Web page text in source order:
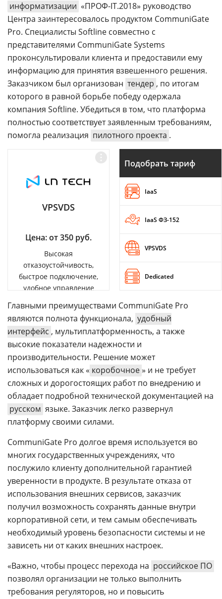
информатизации «ПРОФ-IT.2018» руководство
Центра заинтересовалось продуктом CommuniGate
Pro. Специалисты Softline совместно с
представителями CommuniGate Systems
проконсультировали клиента и предоставили ему
информацию для принятия взвешенного решения.
Заказчиком был организован тендер , по итогам
которого в равной борьбе победу одержала
компания Softline. Убедиться в том, что платформа
полностью соответствует заявленным требованиям,
помогла реализация пилотного проекта .
VPSVDS
Цена: от 350 руб.
Высокая
отказоустойчивость,
быстрое подключение,
удобное управление
Подобрать тариф
IaaS
IaaS ФЗ-152
VPSVDS
Dedicated
Главными преимуществами CommuniGate Pro
являются полнота функционала, удобный
интерфейс , мультиплатформенность, а также
высокие показатели надежности и
производительности. Решение может
использоваться как « коробочное» и не требует
сложных и дорогостоящих работ по внедрению и
обладает подробной технической документацией на
русском языке. Заказчик легко развернул
платформу своими силами.
CommuniGate Pro долгое время используется во
многих государственных учреждениях, что
послужило клиенту дополнительной гарантией
уверенности в продукте. В результате отказа от
использования внешних сервисов, заказчик
получил возможность сохранять данные внутри
корпоративной сети, и тем самым обеспечивать
необходимый уровень безопасности системы и не
зависеть ни от каких внешних настроек.
«Важно, чтобы процесс перехода на российское ПО
позволял организации не только выполнить
требования регуляторов, но и повысить